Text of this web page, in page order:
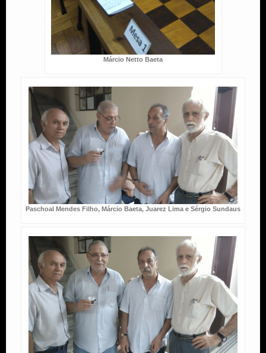
Márcio Netto Baeta
Paschoal Mendes Filho, Márcio Baeta, Juarez Lima e Sérgio Sundaus